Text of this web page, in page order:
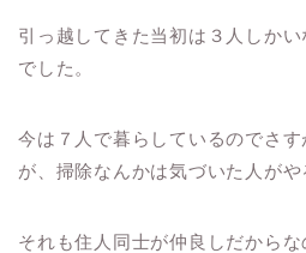
引っ越してきた当初は３人しか
でした。
今は７人で暮らしているのでさ
が、掃除なんかは気づいた人がや
それも住人同士が仲良しだからな